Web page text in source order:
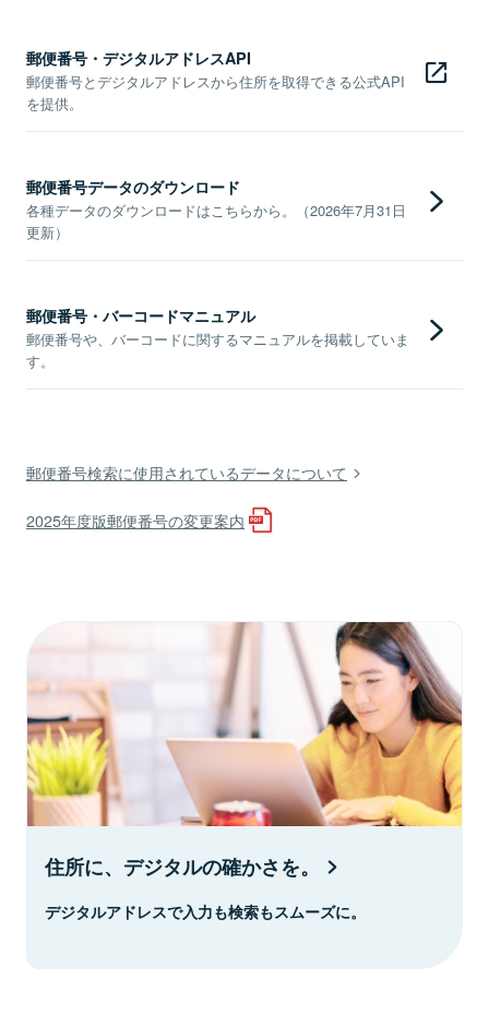
郵便番号・デジタルアドレスAPI
郵便番号とデジタルアドレスから住所を取得できる公式API
を提供。
郵便番号データのダウンロード
各種データのダウンロードはこちらから。（2026年7月31日
更新）
郵便番号・バーコードマニュアル
郵便番号や、バーコードに関するマニュアルを掲載していま
す。
郵便番号検索に使用されているデータについて
2025年度版郵便番号の変更案内
住所に、デジタルの確かさを。
デジタルアドレスで入力も検索もスムーズに。